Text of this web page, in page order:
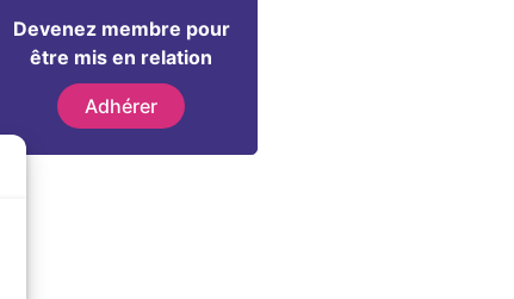
Devenez membre pour
être mis en relation
Adhérer